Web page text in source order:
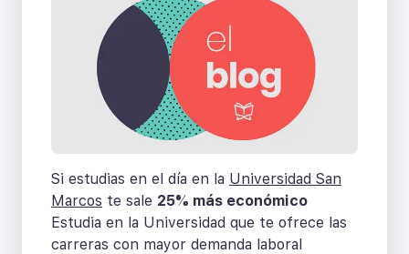
Si estudias en el día en la Universidad San
Marcos te sale 25% más económico
Estudia en la Universidad que te ofrece las
carreras con mayor demanda laboral